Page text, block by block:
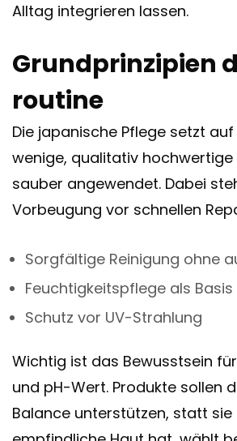
Alltag integrieren lassen.
Grundprinzipien
routine
Die japanische Pflege setzt
wenige, qualitativ hochwertige
sauber angewendet. Dabei
Vorbeugung vor schnellen
Sorgfältige Reinigung ohne
Feuchtigkeitspflege als Basis
Schutz vor UV-Strahlung
Wichtig ist das Bewusstsein
und pH-Wert. Produkte sollen
Balance unterstützen, statt sie